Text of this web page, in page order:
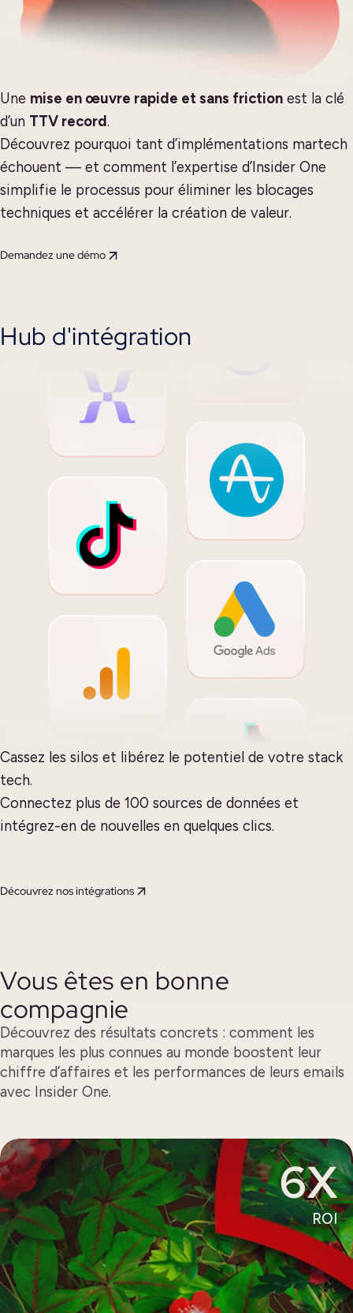
Une mise en œuvre rapide et sans friction est la clé
d’un TTV record.
Découvrez pourquoi tant d’implémentations martech
échouent — et comment l’expertise d’Insider One
simplifie le processus pour éliminer les blocages
techniques et accélérer la création de valeur.
Demandez une démo
Hub d'intégration
Cassez les silos et libérez le potentiel de votre stack
tech.
Connectez plus de 100 sources de données et
intégrez-en de nouvelles en quelques clics.
Découvrez nos intégrations
Vous êtes en bonne
compagnie
Découvrez des résultats concrets : comment les
marques les plus connues au monde boostent leur
chiffre d’affaires et les performances de leurs emails
avec Insider One.
6X
ROI